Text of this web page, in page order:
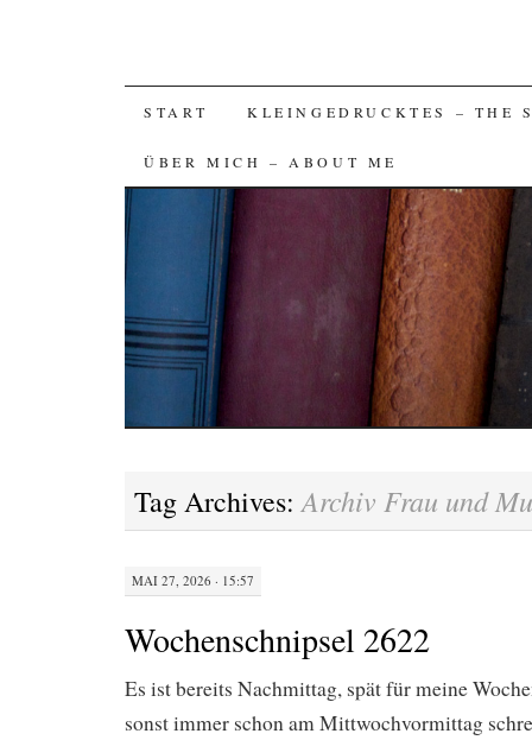
SKIP
TO
CONTENT
START KLEINGEDRUCKTES – THE
ÜBER MICH – ABOUT ME
Tag Archives:Archiv Frau und
MAI 27, 2026 · 15:57
Wochenschnipsel 2622
Es ist bereits Nachmittag, spät für meine
sonst immer schon am Mittwochvormittag